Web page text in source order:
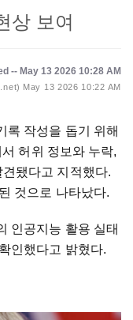
상 보여
-- May 13 2026 10:28 AM
May 13 2026 10:22 AM
록 작성을 돕기 위해
허위 정보와 누락,
견됐다고 지적했다.
것으로 나타났다.
인공지능 활용 실태
인했다고 밝혔다.